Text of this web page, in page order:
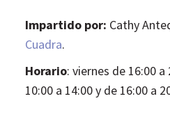
Impartido por: Cathy
Cuadra.
Horario: viernes de 16:00
10:00 a 14:00 y de 16:00 a